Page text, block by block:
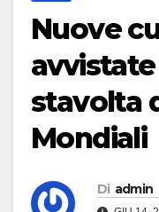
Nuove
stavolta
Mondiali
Di admin